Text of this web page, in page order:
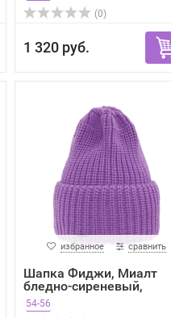
(0)
1 320 руб.
избранное сравнить
Шапка Фиджи, Миалт
бледно-сиреневый,
весна-...
54-56